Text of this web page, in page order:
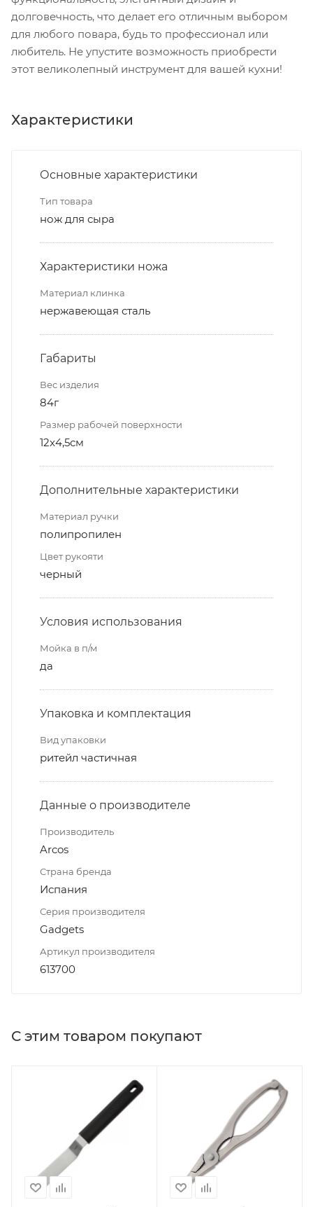
долговечность, что делает его отличным выбором
для любого повара, будь то профессионал или
любитель. Не упустите возможность приобрести
этот великолепный инструмент для вашей кухни!
Характеристики
Основные характеристики
Тип товара
нож для сыра
Характеристики ножа
Материал клинка
нержавеющая сталь
Габариты
Вес изделия
84г
Размер рабочей поверхности
12x4,5см
Дополнительные характеристики
Материал ручки
полипропилен
Цвет рукояти
черный
Условия использования
Мойка в п/м
да
Упаковка и комплектация
Вид упаковки
ритейл частичная
Данные о производителе
Производитель
Arcos
Страна бренда
Испания
Серия производителя
Gadgets
Артикул производителя
613700
С этим товаром покупают